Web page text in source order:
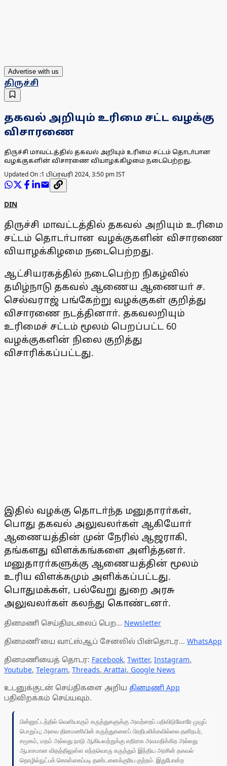
Advertise with us
திருச்சி
தகவல் அறியும் உரிமை சட்ட வழக்கு
விசாரணை
திருச்சி மாவட்டத்தில் தகவல் அறியும் உரிமை சட்டம் தொடா்பான
வழக்குகளின் விசாரணை வியாழக்கிழமை நடைபெற்றது.
Updated On :1 பிப்ரவரி 2024, 3:50 pm IST
DIN
திருச்சி மாவட்டத்தில் தகவல் அறியும் உரிமை
சட்டம் தொடா்பான வழக்குகளின் விசாரணை
வியாழக்கிழமை நடைபெற்றது.
ஆட்சியரகத்தில் நடைபெற்ற நிகழ்வில்
தமிழ்நாடு தகவல் ஆணைய ஆணையா் ச.
செல்வராஜ் பங்கேற்று வழக்குகள் குறித்து
விசாரணை நடத்தினாா். தகவலறியும்
உரிமைச் சட்டம் மூலம் பெறப்பட்ட 60
வழக்குகளின் நிலை குறித்து
விசாரிக்கப்பட்டது.
இதில் வழக்கு தொடா்ந்த மனுதாரா்கள்,
பொது தகவல் அலுவலா்கள் ஆகியோா்
ஆணையத்தின் முன் நேரில் ஆஜராகி,
தங்களது விளக்கங்களை அளித்தனா்.
மனுதாரா்களுக்கு ஆணையத்தின் மூலம்
உரிய விளக்கமும் அளிக்கப்பட்டது.
பொதுமக்கள், பல்வேறு துறை அரசு
அலுவலா்கள் கலந்து கொண்டனா்.
தினமணி செய்திமடலைப் பெற... Newsletter
தினமணி'யை வாட்ஸ்ஆப் சேனலில் பின்தொடர... WhatsApp
தினமணியைத் தொடர: Facebook, Twitter, Instagram,
Youtube, Telegram, Threads, Arattai, Google News
உடனுக்குடன் செய்திகளை அறிய தினமணி App
பதிவிறக்கம் செய்யவும்.
பின்னூட்டத்தில் வெளியாகும் கருத்துகளுக்கு அவற்றைப் பதிவிடுவோரே முழுப்
பொறுப்பு; அவை தினமணியின் கருத்துகளைப் பிரதிபலிக்கவில்லை.தனிநபர்,
சமூகம், மதம் அல்லது நாடு ஆகியவற்றுக்கு எதிராக அவமதிக்கிற அல்லது
ஆபாசமான விதத்திலுள்ள எந்தவொரு கருத்தும் இந்திய அரசின் தகவல்
தொழில்நுட்பக் கொள்கைப்படி தண்டனைக்குரிய குற்றம். இதுபோன்ற